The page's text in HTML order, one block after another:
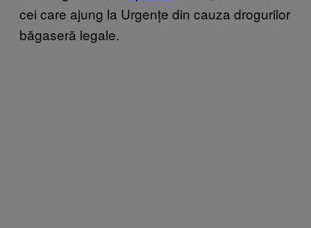
cei care ajung la Urgențe din cauza drogurilor
băgaseră legale.